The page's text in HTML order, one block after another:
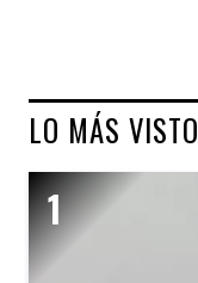
LO MÁS VISTO